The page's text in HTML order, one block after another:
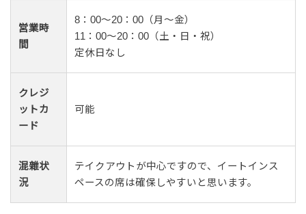
営業時
間
8：00～20：00（月～金）
11：00～20：00（土・日・祝）
定休日なし
クレジ
ットカ
ード
可能
混雜状
況
テイクアウトが中心ですので、イートインス
ペースの席は確保しやすいと思います。